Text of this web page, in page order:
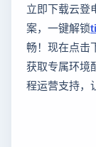
立即下载云登
案，一键解锁
畅！现在点击
获取专属环境
程运营支持，